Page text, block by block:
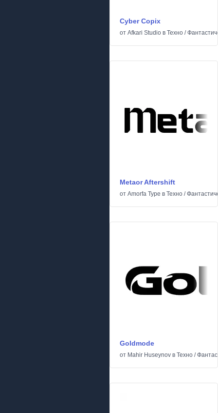
Cyber Copix
от Afkari Studio в Техно /
Metaor Aftershift
от Amorfa Type в Техно /
Goldmode
от Mahir Huseynov в Техно /